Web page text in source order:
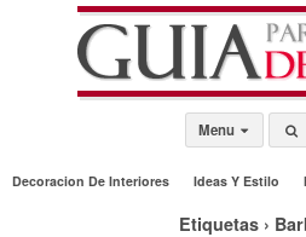
Menu
Decoracion De Interiores Ideas Y Estilo
Etiquetas ›